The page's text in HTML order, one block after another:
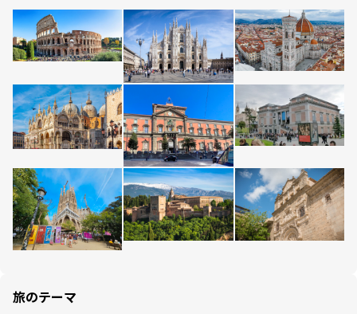
旅のテーマ